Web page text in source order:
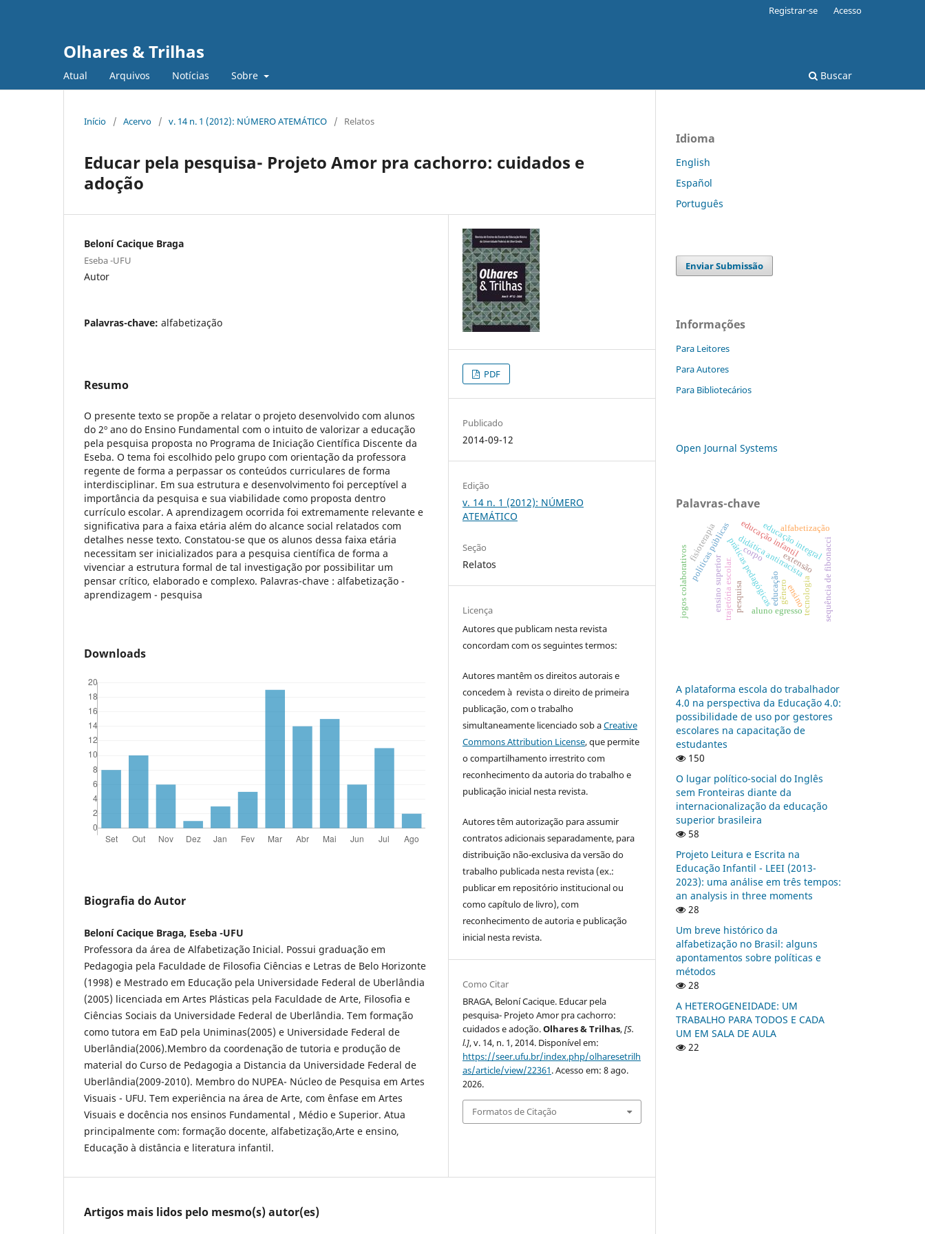
Olhares & Trilhas
Atual Arquivos Notícias Sobre Buscar
Registrar-se Acesso
Início / Acervo / v. 14 n. 1 (2012): NÚMERO ATEMÁTICO / Relatos
Educar pela pesquisa- Projeto Amor pra cachorro: cuidados e
adoção
Beloní Cacique Braga
Eseba -UFU
Autor
Palavras-chave: alfabetização
Resumo
O presente texto se propõe a relatar o projeto desenvolvido com alunos
do 2º ano do Ensino Fundamental com o intuito de valorizar a educação
pela pesquisa proposta no Programa de Iniciação Científica Discente da
Eseba. O tema foi escolhido pelo grupo com orientação da professora
regente de forma a perpassar os conteúdos curriculares de forma
interdisciplinar. Em sua estrutura e desenvolvimento foi perceptível a
importância da pesquisa e sua viabilidade como proposta dentro
currículo escolar. A aprendizagem ocorrida foi extremamente relevante e
significativa para a faixa etária além do alcance social relatados com
detalhes nesse texto. Constatou-se que os alunos dessa faixa etária
necessitam ser inicializados para a pesquisa científica de forma a
vivenciar a estrutura formal de tal investigação por possibilitar um
pensar crítico, elaborado e complexo. Palavras-chave : alfabetização -
aprendizagem - pesquisa
Downloads
Biografia do Autor
Beloní Cacique Braga, Eseba -UFU
Professora da área de Alfabetização Inicial. Possui graduação em
Pedagogia pela Faculdade de Filosofia Ciências e Letras de Belo Horizonte
(1998) e Mestrado em Educação pela Universidade Federal de Uberlândia
(2005) licenciada em Artes Plásticas pela Faculdade de Arte, Filosofia e
Ciências Sociais da Universidade Federal de Uberlândia. Tem formação
como tutora em EaD pela Uniminas(2005) e Universidade Federal de
Uberlândia(2006).Membro da coordenação de tutoria e produção de
material do Curso de Pedagogia a Distancia da Universidade Federal de
Uberlândia(2009-2010). Membro do NUPEA- Núcleo de Pesquisa em Artes
Visuais - UFU. Tem experiência na área de Arte, com ênfase em Artes
Visuais e docência nos ensinos Fundamental , Médio e Superior. Atua
principalmente com: formação docente, alfabetização,Arte e ensino,
Educação à distância e literatura infantil.
PDF
Publicado
2014-09-12
Edição
v. 14 n. 1 (2012): NÚMERO
ATEMÁTICO
Seção
Relatos
Licença
Autores que publicam nesta revista
concordam com os seguintes termos:
Autores mantêm os direitos autorais e
concedem à revista o direito de primeira
publicação, com o trabalho
simultaneamente licenciado sob aCreative
Commons Attribution License, que permite
o compartilhamento irrestrito com
reconhecimento da autoria do trabalho e
publicação inicial nesta revista.
Autores têm autorização para assumir
contratos adicionais separadamente, para
distribuição não-exclusiva da versão do
trabalho publicada nesta revista (ex.:
publicar em repositório institucional ou
como capítulo de livro), com
reconhecimento de autoria e publicação
inicial nesta revista.
Como Citar
BRAGA, Beloní Cacique. Educar pela
pesquisa- Projeto Amor pra cachorro:
cuidados e adoção.Olhares & Trilhas,[S.
l.], v. 14, n. 1, 2014. Disponível em:
https://seer.ufu.br/index.php/olharesetrilh
as/article/view/22361. Acesso em: 8 ago.
2026.
Formatos de Citação
Artigos mais lidos pelo mesmo(s) autor(es)
Idioma
English
Español
Português
Enviar Submissão
Informações
Para Leitores
Para Autores
Para Bibliotecários
Open Journal Systems
Palavras-chave
educação
corpo
ensino
pesquisa
extensão
práticas pedagógicas
didática antirracista
educação infantil
educação integral
políticas públicas
trajetória escolar.
ensino superior aluno egresso
fisioterapia alfabetização
gênero tecnologia
jogos colaborativos sequência de fibonacci
A plataforma escola do trabalhador
4.0 na perspectiva da Educação 4.0:
possibilidade de uso por gestores
escolares na capacitação de
estudantes
150
O lugar político-social do Inglês
sem Fronteiras diante da
internacionalização da educação
superior brasileira
58
Projeto Leitura e Escrita na
Educação Infantil - LEEI (2013-
2023): uma análise em três tempos:
an analysis in three moments
28
Um breve histórico da
alfabetização no Brasil: alguns
apontamentos sobre políticas e
métodos
28
A HETEROGENEIDADE: UM
TRABALHO PARA TODOS E CADA
UM EM SALA DE AULA
22